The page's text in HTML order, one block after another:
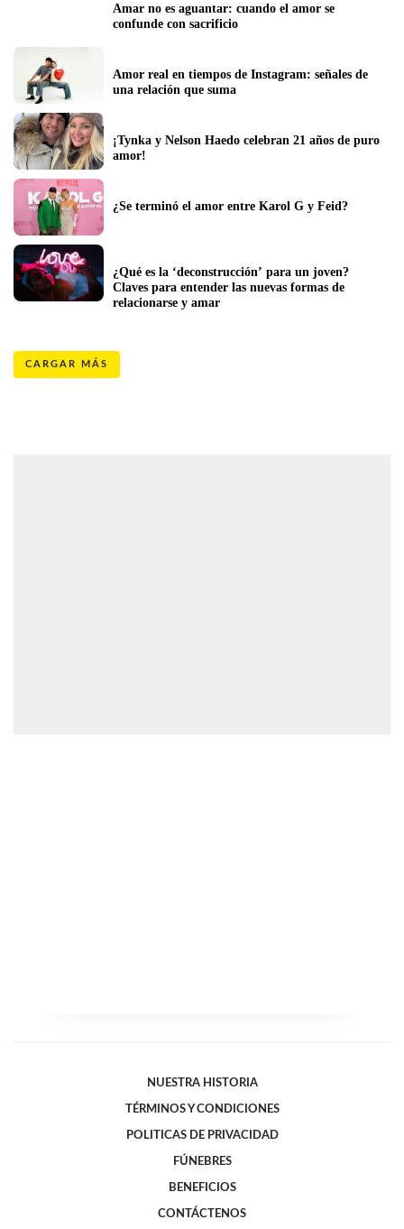
Amar no es aguantar: cuando el amor se
confunde con sacrificio
Amor real en tiempos de Instagram: señales de
una relación que suma
¡Tynka y Nelson Haedo celebran 21 años de puro
amor!
¿Se terminó el amor entre Karol G y Feid?
¿Qué es la ‘deconstrucción’ para un joven?
Claves para entender las nuevas formas de
relacionarse y amar
CARGAR MÁS
NUESTRA HISTORIA
TÉRMINOS Y CONDICIONES
POLITICAS DE PRIVACIDAD
FÚNEBRES
BENEFICIOS
CONTÁCTENOS